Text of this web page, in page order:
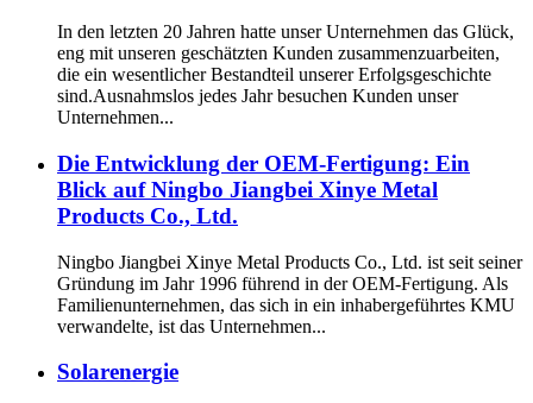
In den letzten 20 Jahren hatte unser Unternehmen das Glück,
eng mit unseren geschätzten Kunden zusammenzuarbeiten,
die ein wesentlicher Bestandteil unserer Erfolgsgeschichte
sind.Ausnahmslos jedes Jahr besuchen Kunden unser
Unternehmen...
Die Entwicklung der OEM-Fertigung: Ein
Blick auf Ningbo Jiangbei Xinye Metal
Products Co., Ltd.
Ningbo Jiangbei Xinye Metal Products Co., Ltd. ist seit seiner
Gründung im Jahr 1996 führend in der OEM-Fertigung. Als
Familienunternehmen, das sich in ein inhabergeführtes KMU
verwandelte, ist das Unternehmen...
Solarenergie